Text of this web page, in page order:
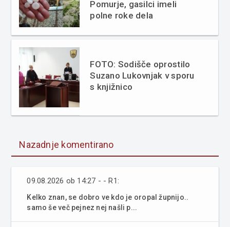
Pomurje, gasilci imeli
polne roke dela
FOTO: Sodišče oprostilo
Suzano Lukovnjak v sporu
s knjižnico
Nazadnje komentirano
09.08.2026 ob 14:27 - - R1:
Kelko znan, se dobro ve kdo je oropal župnijo..
samo še več pejnez nej našli p...